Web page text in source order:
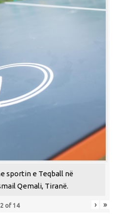
sportin e Teqball në
Qemali, Tiranë.
2 of 14 › »